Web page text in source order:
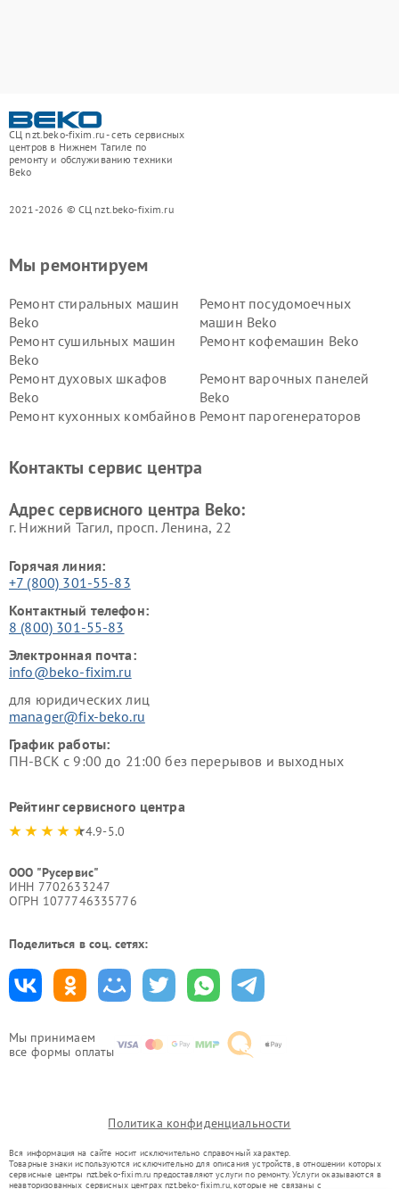
СЦ nzt.beko-fixim.ru - сеть сервисных
центров в Нижнем Тагиле по
ремонту и обслуживанию техники
Beko
2021-2026 © СЦ nzt.beko-fixim.ru
Мы принимаем
все формы оплаты
Мы ремонтируем
Ремонт стиральных машин
Beko
Ремонт посудомоечных
машин Beko
Ремонт сушильных машин
Beko
Ремонт кофемашин Beko
Ремонт духовых шкафов
Beko
Ремонт варочных панелей
Beko
Ремонт кухонных комбайнов Ремонт парогенераторов
Ремонт холодильников Beko Ремонт морозильных камер
Контакты сервис центра
Адрес сервисного центра Beko:
г. Нижний Тагил, просп. Ленина, 22
Горячая линия:
+7 (800) 301-55-83
Контактный телефон:
8 (800) 301-55-83
Электронная почта:
info@beko-fixim.ru
для юридических лиц
manager@fix-beko.ru
График работы:
ПН-ВСК с 9:00 до 21:00 без перерывов и выходных
Рейтинг сервисного центра
4.9-5.0
ООО "Русервис"
ИНН 7702633247
ОГРН 1077746335776
Поделиться в соц. сетях:
Политика конфиденциальности
Вся информация на сайте носит исключительно справочный характер.
Товарные знаки используются исключительно для описания устройств, в отношении которых
сервисные центры nzt.beko-fixim.ru предоставляют услуги по ремонту. Услуги оказываются в
неавторизованных сервисных центрах nzt.beko-fixim.ru, которые не связаны с